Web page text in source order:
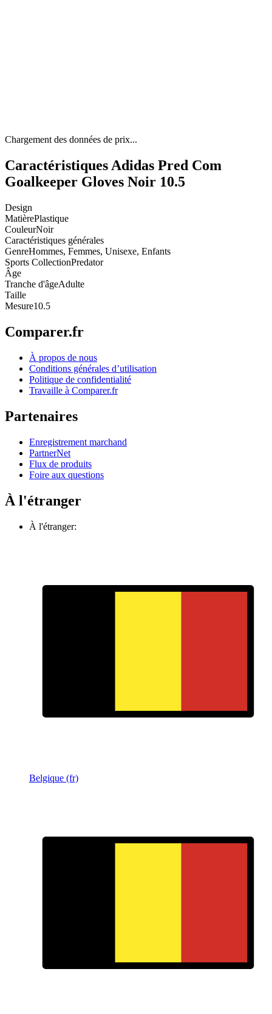
Chargement des données de prix...
Caractéristiques Adidas Pred Com
Goalkeeper Gloves Noir 10.5
Design
MatièrePlastique
CouleurNoir
Caractéristiques générales
GenreHommes, Femmes, Unisexe, Enfants
Sports CollectionPredator
Âge
Tranche d'âgeAdulte
Taille
Mesure10.5
Comparer.fr
À propos de nous
Conditions générales d’utilisation
Politique de confidentialité
Travaille à Comparer.fr
Partenaires
Enregistrement marchand
PartnerNet
Flux de produits
Foire aux questions
À l'étranger
À l'étranger:
Belgique (fr)